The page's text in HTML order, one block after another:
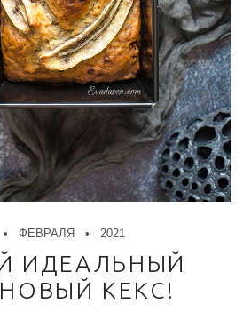
ФЕВРАЛЯ 2021
ИДЕАЛЬНЫЙ
КЕКС!